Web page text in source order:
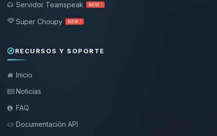
Servidor Teamspeak
NEW !
Super Choupy NEW !
RECURSOS Y SOPORTE
Inicio
Noticias
FAQ
Documentación API